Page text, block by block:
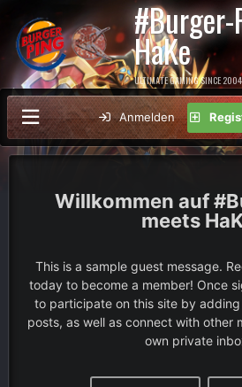
HaKe
ULTIMATE GAMING SINCE 2004
Anmelden
meets
This is a sample guest message.
today to become a member! Once
to participate on this site by
posts, as well as connect with other
own private